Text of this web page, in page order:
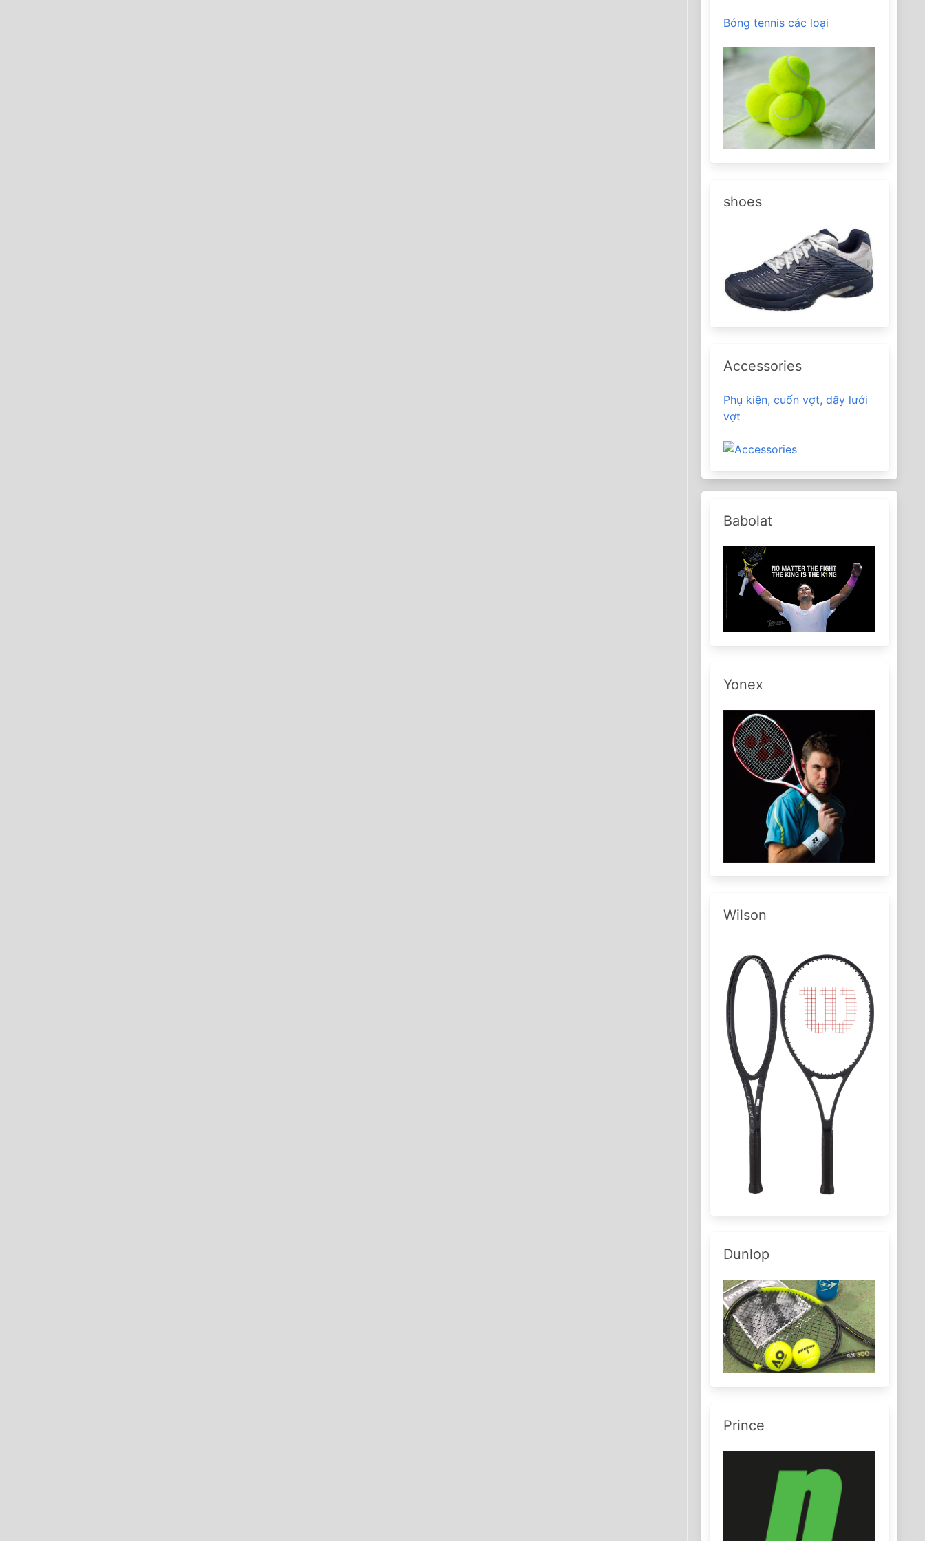
Bóng tennis các loại
shoes
Accessories
Phụ kiện, cuốn vợt, dây lưới
vợt
Babolat
Yonex
Wilson
Dunlop
Prince